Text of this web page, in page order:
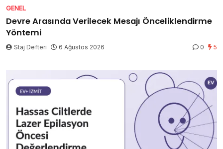
GENEL
Devre Arasında Verilecek Mesajı Önceliklendirme
Yöntemi
Staj Defteri 6 Ağustos 2026 0 5